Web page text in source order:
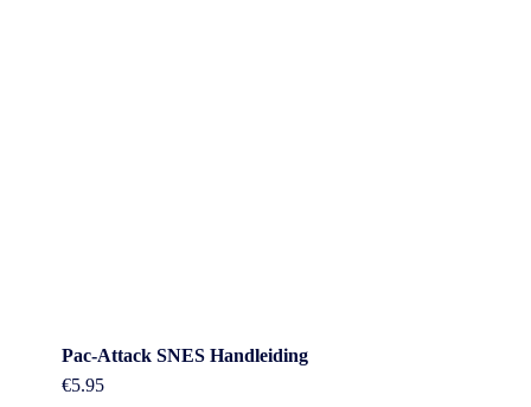
Pac-Attack SNES Handleiding
€5.95